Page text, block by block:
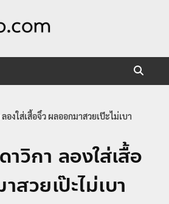
องใส่เสื้อจิ๋ว ผลออกมาสวยเป๊ะไม่เบา
าวิกา ลองใส่เสื้อ
วยเป๊ะไม่เบา